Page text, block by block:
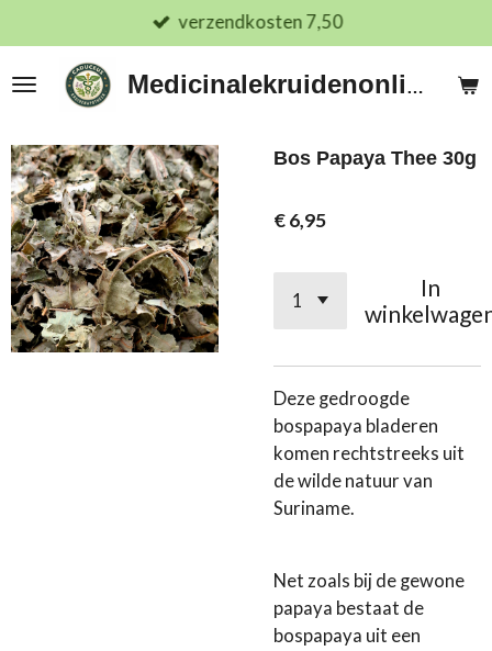
direct
naar
Medicinalekruidenonline.nl
verzendkosten 7,50
Bos Papaya Thee 30g
€ 6,95
In
Deze gedroogde
bospapaya bladeren
komen rechtstreeks uit
de wilde natuur van
Suriname.
Net zoals bij de gewone
papaya bestaat de
bospapaya uit een